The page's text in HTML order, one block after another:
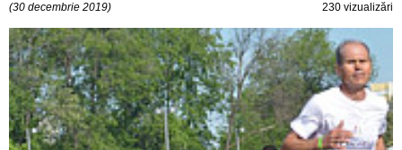
(30 decembrie 2019) 230 vizualizări